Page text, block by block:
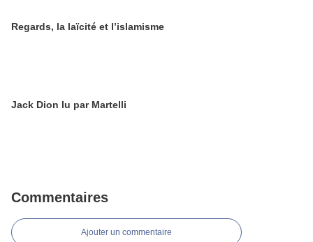
Regards, la laïcité et l’islamisme
Jack Dion lu par Martelli
Commentaires
Ajouter un commentaire